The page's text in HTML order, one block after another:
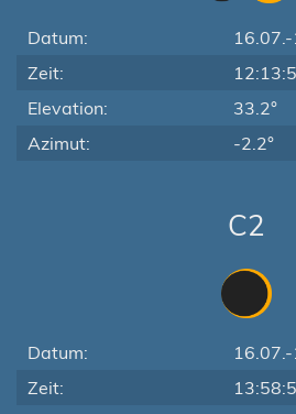
Datum:
Zeit:
Elevation:
33.2°
Azimut:
-2.2°
C2
Datum:
Zeit: